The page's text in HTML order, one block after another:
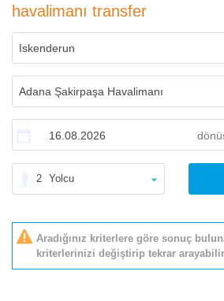
havalimanı transfer
2 Yolcu
Aradığınız kriterlere göre sonuç
kriterlerinizi değiştirip tekrar